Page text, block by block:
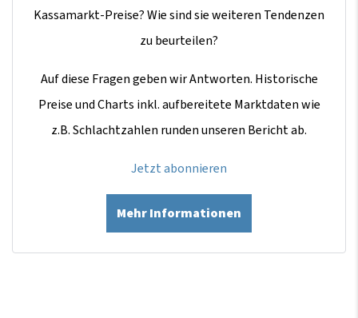
Kassamarkt-Preise? Wie sind sie weiteren Tendenzen
zu beurteilen?
Auf diese Fragen geben wir Antworten. Historische
Preise und Charts inkl. aufbereitete Marktdaten wie
z.B. Schlachtzahlen runden unseren Bericht ab.
Jetzt abonnieren
Mehr Informationen